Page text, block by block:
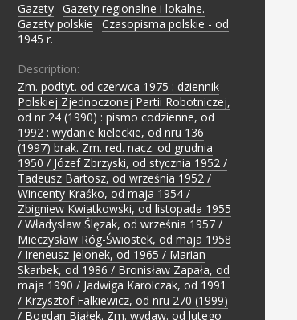
Gazety Gazety regionalne i lokalne.
Gazety polskie
Czasopisma polskie - od
1945 r.
Description:
Zm. podtyt. od czerwca 1975 : dziennik
Polskiej Zjednoczonej Partii Robotniczej,
od nr 24 (1990) : pismo codzienne, od
1992 : wydanie kieleckie, od nru 136
(1997) brak. Zm. red. nacz. od grudnia
1950 / Józef Zbrzyski, od stycznia 1952 /
Tadeusz Bartosz, od września 1952 /
Wincenty Kraśko, od maja 1954 /
Zbigniew Kwiatkowski, od listopada 1955
/ Władysław Ślęzak, od września 1957 /
Mieczysław Róg-Świostek, od maja 1958
/ Ireneusz Jelonek, od 1965 / Marian
Skarbek, od 1986 / Bronisław Zapała, od
maja 1990 / Jadwiga Karolczak, od 1991
/ Krzysztof Falkiewicz, od nru 270 (1999)
/ Bogdan Białek. Zm. wydaw. od lutego